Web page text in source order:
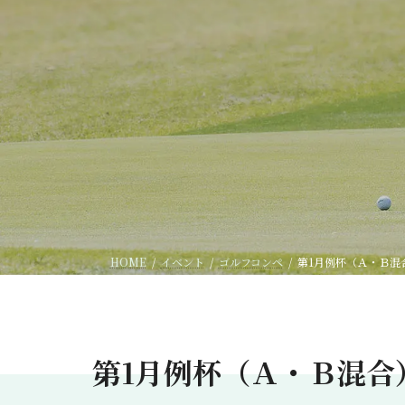
HOME イベント ゴルフコンペ 第1月例杯（Ａ・Ｂ混
第1月例杯（Ａ・Ｂ混合